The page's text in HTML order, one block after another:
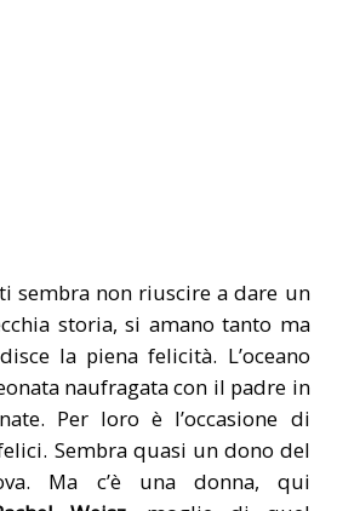
sembra non riuscire a dare un
storia, si amano tanto ma
la piena felicità. L’oceano
naufragata con il padre in
Per loro è l’occasione di
Sembra quasi un dono del
Ma c’è una donna, qui